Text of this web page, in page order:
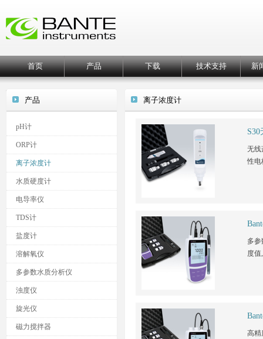
首页 产品 下载 技术支持 新
产品
pH计
ORP计
离子浓度计
水质硬度计
电导率仪
TDS计
盐度计
溶解氧仪
多参数水质分析仪
浊度仪
旋光仪
磁力搅拌器
离子浓度计
无线
性电
多
度值
高精